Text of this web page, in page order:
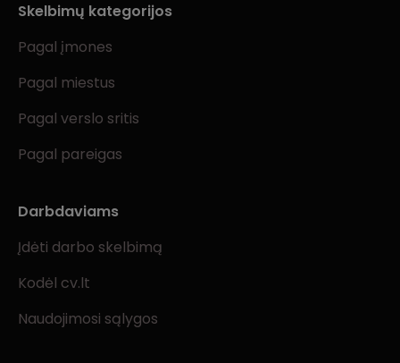
Skelbimų kategorijos
Pagal įmones
Pagal miestus
Pagal verslo sritis
Pagal pareigas
Darbdaviams
Įdėti darbo skelbimą
Kodėl cv.lt
Naudojimosi sąlygos